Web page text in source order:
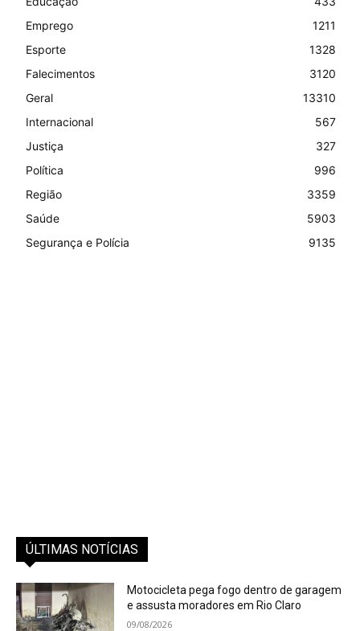
Emprego
1211
Esporte
1328
Falecimentos
3120
Geral
13310
Internacional
567
Justiça
327
Política
996
Região
3359
Saúde
5903
Segurança e Polícia
9135
ÚLTIMAS NOTÍCIAS
Motocicleta pega fogo dentro de garagem
e assusta moradores em Rio Claro
09/08/2026